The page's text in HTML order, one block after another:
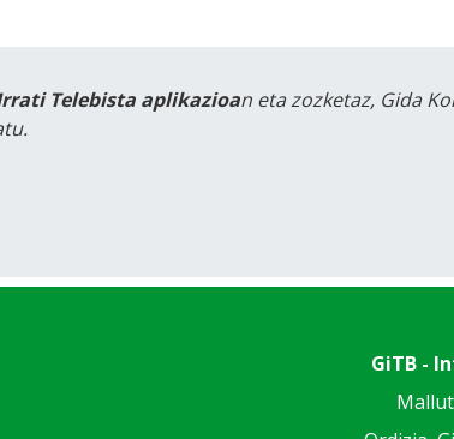
Telebista aplikazioan eta zozketaz, Gida
GiTB -